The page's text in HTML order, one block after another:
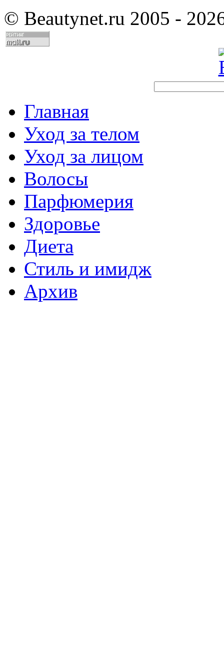
© Beautynet.ru 2005 -
Главная
Уход за телом
Уход за лицом
Волосы
Парфюмерия
Здоровье
Диета
Стиль и имидж
Архив